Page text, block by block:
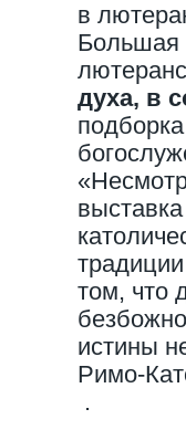
в
Большая
духа, в
том, что
истины
Римо-
.